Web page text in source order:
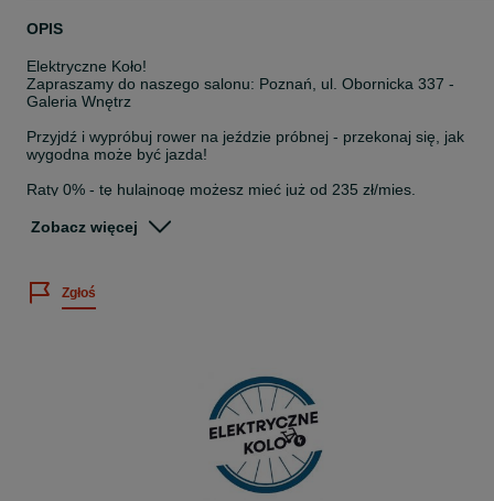
OPIS
Elektryczne Koło!
Zapraszamy do naszego salonu: Poznań, ul. Obornicka 337 -
Galeria Wnętrz
Przyjdź i wypróbuj rower na jeździe próbnej - przekonaj się, jak
wygodna może być jazda!
Raty 0% - tę hulajnogę możesz mieć już od 235 zł/mies.
Wymiary 1150 x 520 x 950 mm
Silnik 500 W
Opony 12 1/2 x 2 1/4 (57-203)
Wymiary 1160 x 230 x 580 mm
Rodzaj silnika elektrycznego
Zobacz więcej
Zgłoś